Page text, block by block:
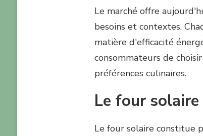
Le marché offre
besoins et contextes.
matière d'efficacité
consommateurs de
préférences culinaires.
Le four
Le four solaire constitue